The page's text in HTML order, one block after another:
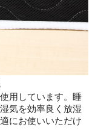
用しています。睡
気を効率良く放湿
にお使いいただけ